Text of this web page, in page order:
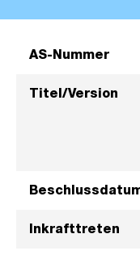
AS-Nummer
Titel/Version
Inkrafttreten